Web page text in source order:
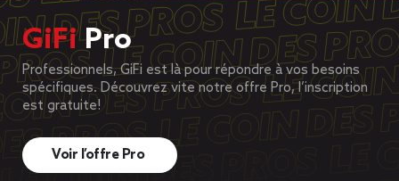
GiFiPro
Professionnels, GiFi est là pour répondre à vos besoins
spécifiques. Découvrez vite notre offre Pro, l’inscription
est gratuite!
Voir l’offre Pro